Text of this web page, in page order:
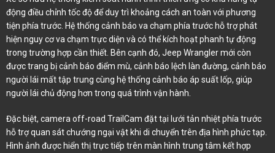
động điều chỉnh tốc độ để duy trì khoảng cách an toàn với phương
tiện phía trước. Hệ thống cảnh báo va chạm phía trước hỗ trợ phát
hiện nguy cơ va chạm trực diện và có thể kích hoạt phanh tự động
trong trường hợp cần thiết. Bên cạnh đó, Jeep Wrangler mới còn
được trang bị cảnh báo điểm mù, cảnh báo lệch làn đường, cảnh báo
người lái mất tập trung cùng hệ thống cảnh báo áp suất lốp, giúp
người lái chủ động hơn trong quá trình vận hành.
Đặc biệt, camera off-road TrailCam đặt tại lưới tản nhiệt phía trước
hỗ trợ quan sát chướng ngại vật khi di chuyển trên địa hình phức tạp.
Hình ảnh được hiển thị trực tiếp trên màn hình trung tâm kết hợp